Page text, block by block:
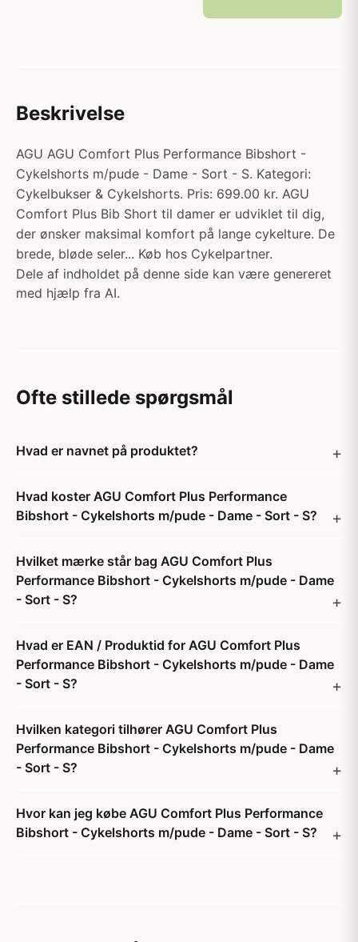
Beskrivelse
AGU AGU Comfort Plus Performance Bibshort -
Cykelshorts m/pude - Dame - Sort - S. Kategori:
Cykelbukser & Cykelshorts. Pris: 699.00 kr. AGU
Comfort Plus Bib Short til damer er udviklet til dig,
der ønsker maksimal komfort på lange cykelture. De
brede, bløde seler... Køb hos Cykelpartner.
Dele af indholdet på denne side kan være genereret
med hjælp fra AI.
Ofte stillede spørgsmål
Hvad er navnet på produktet?
Hvad koster AGU Comfort Plus Performance
Bibshort - Cykelshorts m/pude - Dame - Sort - S?
Hvilket mærke står bag AGU Comfort Plus
Performance Bibshort - Cykelshorts m/pude - Dame
- Sort - S?
Hvad er EAN / Produktid for AGU Comfort Plus
Performance Bibshort - Cykelshorts m/pude - Dame
- Sort - S?
Hvilken kategori tilhører AGU Comfort Plus
Performance Bibshort - Cykelshorts m/pude - Dame
- Sort - S?
Hvor kan jeg købe AGU Comfort Plus Performance
Bibshort - Cykelshorts m/pude - Dame - Sort - S?